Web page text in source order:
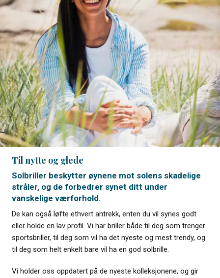
Til nytte og glede
Solbriller beskytter øynene mot solens skadelige
stråler, og de forbedrer synet ditt under
vanskelige værforhold.
De kan også løfte ethvert antrekk, enten du vil synes godt
eller holde en lav profil. Vi har briller både til deg som trenger
sportsbriller, til deg som vil ha det nyeste og mest trendy, og
til deg som helt enkelt bare vil ha en god solbrille.
Vi holder oss oppdatert på de nyeste kolleksjonene, og gir